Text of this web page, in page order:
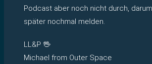
Podcast aber noch nicht durch,
später nochmal melden.
LL&P 🖖
Michael from Outer Space